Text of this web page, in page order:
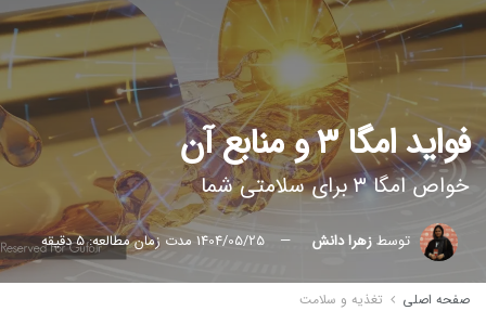
فواید امگا ۳ و منابع آن
خواص امگا ۳ برای سلامتی شما
توسطزهرا دانش 1404/05/25 مدت زمان مطالعه: 5 دقیقه
صفحه اصلی تغذیه و سلامت